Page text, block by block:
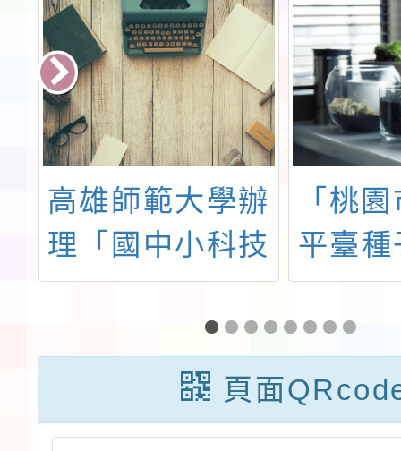
高雄師範大學辦
理「國中小科技
教育及資訊教育
微課程教學模
組」推廣工作坊
「桃
平臺
訓工
頁面